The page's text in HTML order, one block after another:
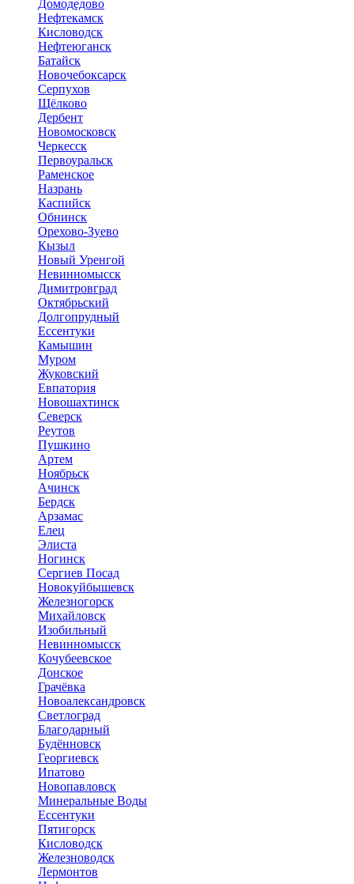
Домодедово
Нефтекамск
Кисловодск
Нефтеюганск
Батайск
Новочебоксарск
Серпухов
Щёлково
Дербент
Новомосковск
Черкесск
Первоуральск
Раменское
Назрань
Каспийск
Обнинск
Орехово-Зуево
Кызыл
Новый Уренгой
Невинномысск
Димитровград
Октябрьский
Долгопрудный
Ессентуки
Камышин
Муром
Жуковский
Евпатория
Новошахтинск
Северск
Реутов
Пушкино
Артем
Ноябрьск
Ачинск
Бердск
Арзамас
Елец
Элиста
Ногинск
Сергиев Посад
Новокуйбышевск
Железногорск
Михайловск
Изобильный
Невинномысск
Кочубеевское
Донское
Грачёвка
Новоалександровск
Светлоград
Благодарный
Будённовск
Георгиевск
Ипатово
Новопавловск
Минеральные Воды
Ессентуки
Пятигорск
Кисловодск
Железноводск
Лермонтов